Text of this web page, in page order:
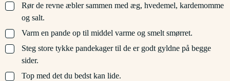
▢
Rør de revne æbler sammen med æg, hvedemel, kardemomme
og salt.
▢
Varm en pande op til middel varme og smelt smørret.
▢
Steg store tykke pandekager til de er godt gyldne på begge
sider.
▢
Top med det du bedst kan lide.